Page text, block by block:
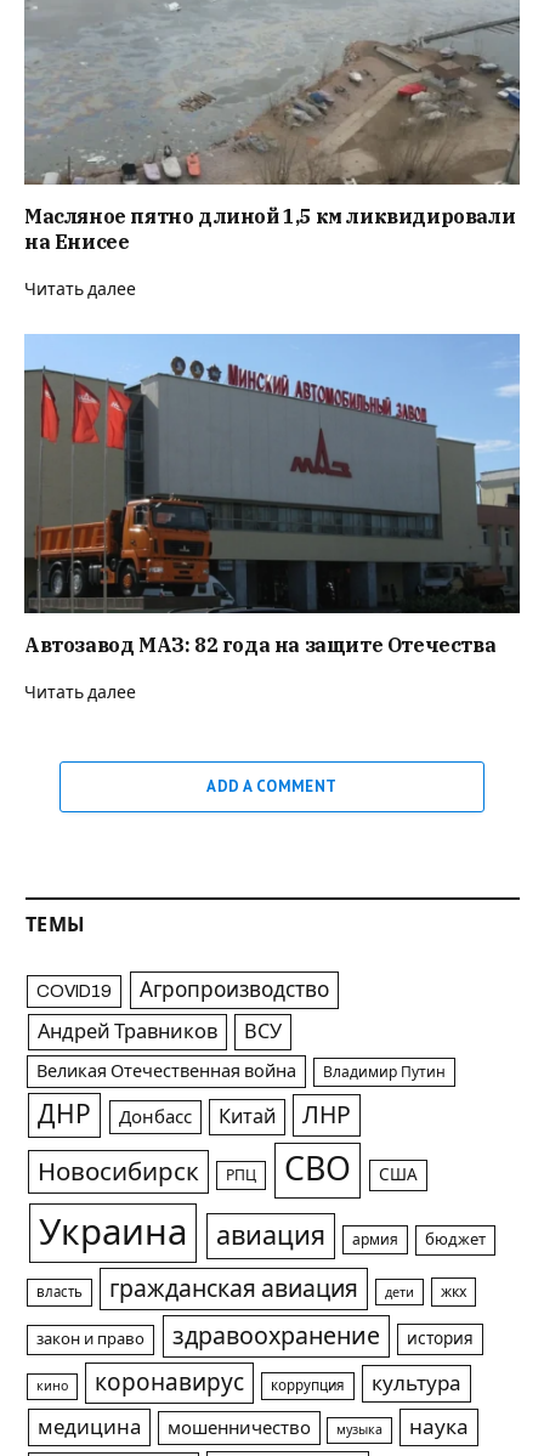
Масляное пятно длиной 1,5 км ликвидировали
на Енисее
Читать далее
Автозавод МАЗ: 82 года на защите Отечества
Читать далее
ADD A COMMENT
ТЕМЫ
COVID19 Агропроизводство
Андрей Травников ВСУ
Великая Отечественная война Владимир Путин
ДНР Донбасс Китай ЛНР
Новосибирск РПЦ СВО США
Украина авиация армия бюджет
власть гражданская авиация дети жкх
закон и право здравоохранение история
кино коронавирус коррупция
культура
медицина
мошенничество музыка
наука